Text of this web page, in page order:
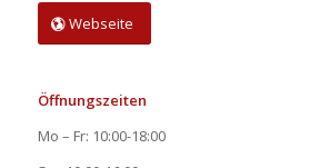
Webseite
Öffnungszeiten
Mo – Fr: 10:00-18:00